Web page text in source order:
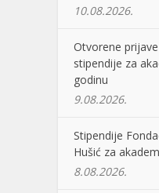
10.08.2026.
Otvorene
stipendije za
godinu
9.08.2026.
Stipendije
Hušić za
8.08.2026.